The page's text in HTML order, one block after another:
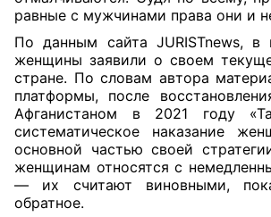
равные с мужчинами права они и
По данным сайта JURISTnews, в
женщины заявили о своем
стране. По словам автора
платформы, после
Афганистаном в 2021 году
систематическое наказание
основной частью своей
женщинам относятся с
— их считают виновными,
обратное.